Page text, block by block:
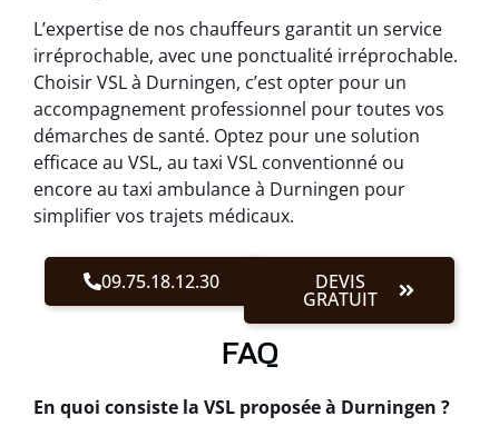
L’expertise de nos chauffeurs garantit un service
irréprochable, avec une ponctualité irréprochable.
Choisir VSL à Durningen, c’est opter pour un
accompagnement professionnel pour toutes vos
démarches de santé. Optez pour une solution
efficace au VSL, au taxi VSL conventionné ou
encore au taxi ambulance à Durningen pour
simplifier vos trajets médicaux.
09.75.18.12.30 DEVIS
GRATUIT
FAQ
En quoi consiste la VSL proposée à Durningen ?